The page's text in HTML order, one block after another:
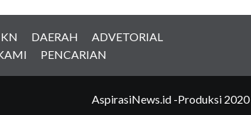
DAERAH
ADVETORIAL
PENCARIAN
AspirasiNews.id -Produksi 2020